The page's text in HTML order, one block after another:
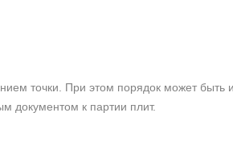
точки. При этом порядок может быть
документом к партии плит.